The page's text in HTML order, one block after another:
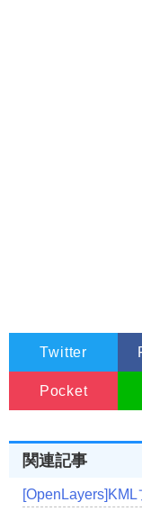
Twitter
Pocket
関連記事